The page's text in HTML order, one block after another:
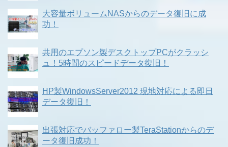
大容量ボリュームNASからのデータ復旧に成
功！
共用のエプソン製デスクトップPCがクラッシ
ュ！5時間のスピードデータ復旧！
HP製WindowsServer2012 現地対応による即日
データ復旧！
出張対応でバッファロー製TeraStationからのデ
ータ復旧成功！